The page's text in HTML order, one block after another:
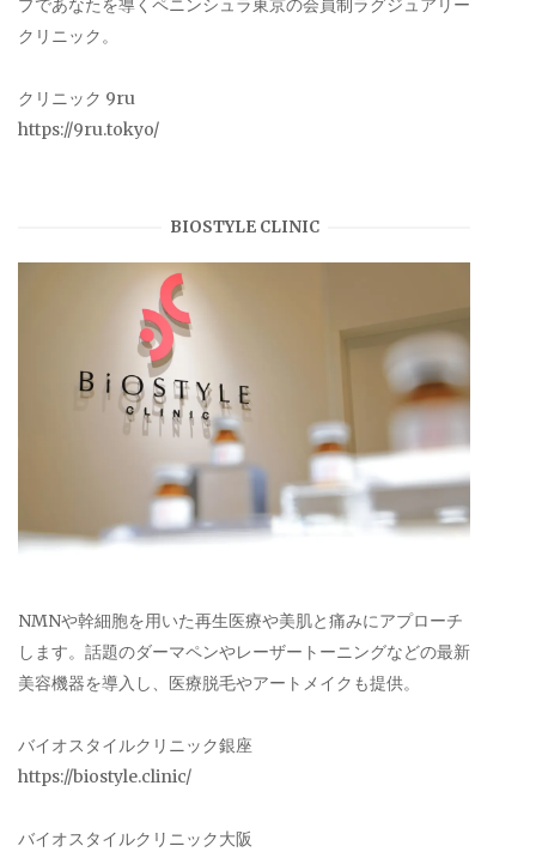
プであなたを導くペニンシュラ東京の会員制ラグジュアリー
クリニック。
クリニック 9ru
https://9ru.tokyo/
BIOSTYLE CLINIC
NMNや幹細胞を用いた再生医療や美肌と痛みにアプローチ
します。話題のダーマペンやレーザートーニングなどの最新
美容機器を導入し、医療脱毛やアートメイクも提供。
バイオスタイルクリニック銀座
https://biostyle.clinic/
バイオスタイルクリニック大阪